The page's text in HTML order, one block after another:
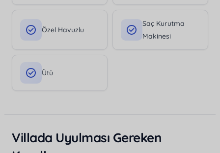
Özel Havuzlu
Saç Kurutma
Makinesi
Ütü
Villada Uyulması Gereken